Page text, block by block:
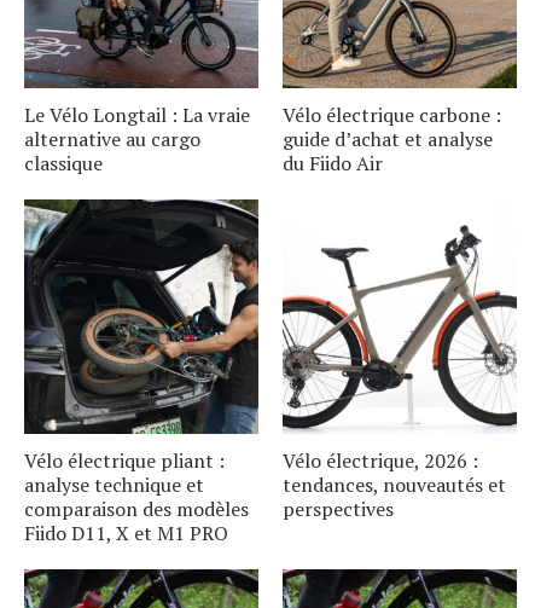
Le Vélo Longtail : La vraie
alternative au cargo
classique
Vélo électrique carbone :
guide d’achat et analyse
du Fiido Air
Vélo électrique pliant :
analyse technique et
comparaison des modèles
Fiido D11, X et M1 PRO
Vélo électrique, 2026 :
tendances, nouveautés et
perspectives